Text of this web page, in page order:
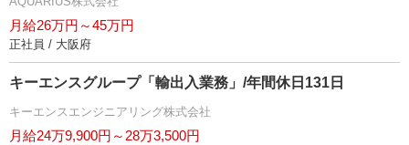
月給26万円～45万円
正社員 / 大阪府
キーエンスグループ「輸出入業務」/年間休日131日
キーエンスエンジニアリング株式会社
月給24万9,900円～28万3,500円